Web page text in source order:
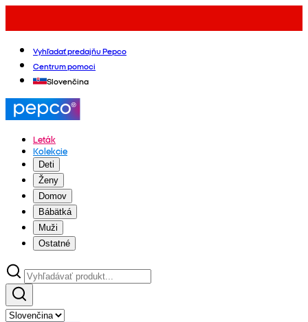
Vyhľadať predajňu Pepco
Centrum pomoci
Slovenčina
Leták
Kolekcie
Deti
Ženy
Domov
Bábätká
Muži
Ostatné